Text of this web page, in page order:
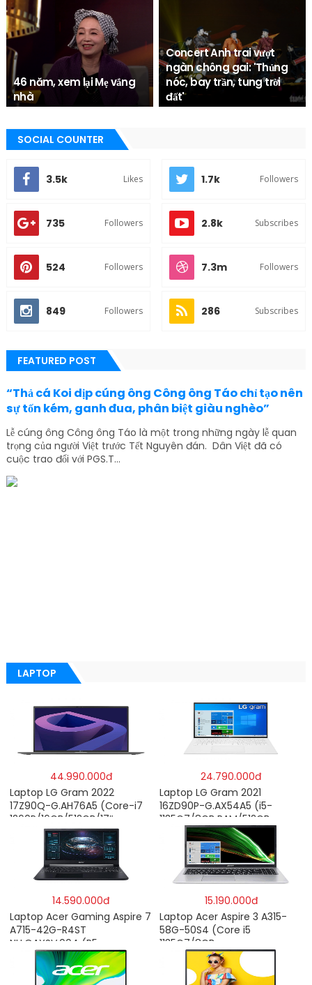
46 năm, xem lại Mẹ vắng
nhà
Concert Anh trai vượt
ngàn chông gai: 'Thủng
nóc, bay trần, tung trời
đất'
SOCIAL COUNTER
3.5k Likes 1.7k Followers
735 Followers 2.8k Subscribes
524 Followers 7.3m Followers
849 Followers 286 Subscribes
FEATURED POST
“Thả cá Koi dịp cúng ông Công ông Táo chỉ tạo nên
sự tốn kém, ganh đua, phân biệt giàu nghèo”
Lễ cúng ông Công ông Táo là một trong những ngày lễ quan
trọng của người Việt trước Tết Nguyên đán. Dân Việt đã có
cuộc trao đổi với PGS.T...
LAPTOP
44.990.000đ
Laptop LG Gram 2022
17Z90Q-G.AH76A5 (Core-i7
1260P/16GB/512GB/17″
WQXGA/Win 11/Xám)
24.790.000đ
Laptop LG Gram 2021
16ZD90P-G.AX54A5 (i5-
1135G7/8GB RAM/512GB
SSD/16″WQXGA/Dos/Trắng)
14.590.000đ
Laptop Acer Gaming Aspire 7
A715-42G-R4ST
NH.QAYSV.004 (R5
5500U/8GB RAM/256GB
SSD/15.6″FHD IPS/GTX1650
15.190.000đ
Laptop Acer Aspire 3 A315-
58G-50S4 (Core i5
1135G7/8GB
RAM/512GB/15.6″FHD/MX350
2GB/Win 10/Bạc)